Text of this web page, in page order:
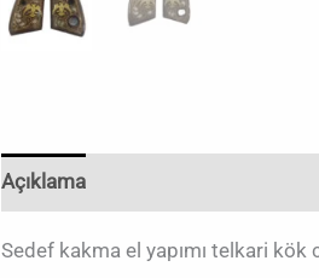
Açıklama
Sedef kakma el yapımı telkari kök